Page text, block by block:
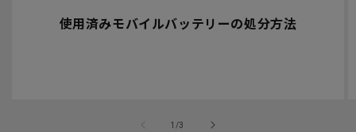
使用済みモバイルバッテリーの処分方法
1 /
の3